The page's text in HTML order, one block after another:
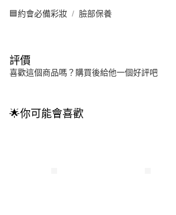
🟦約會必備彩妝 臉部保養
評價
喜歡這個商品嗎？購買後給他一個好評吧
🌟你可能會喜歡